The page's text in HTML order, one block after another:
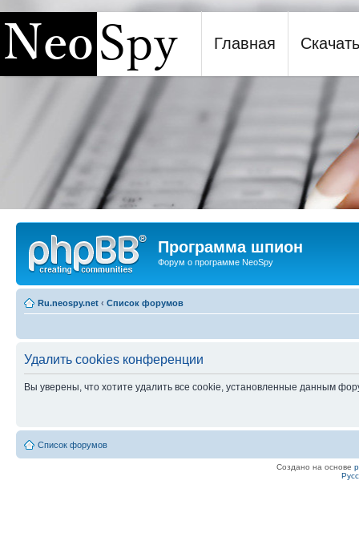
Программа шпион NeoSpy
Главная Скачать
Программа шпион
Форум о программе NeoSpy
Ru.neospy.net ‹ Список форумов
Удалить cookies конференции
Вы уверены, что хотите удалить все cookie, установленные данным
Список форумов
Создано на основе